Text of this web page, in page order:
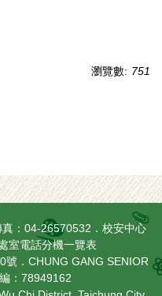
瀏覽數: 751
：04-26570532．校安中心
室電話分機一覽表
．CHUNG GANG SENIOR
：78949162